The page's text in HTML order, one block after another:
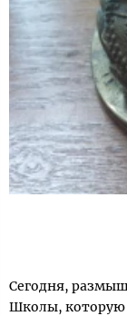
Сегодня,
Школы, которую